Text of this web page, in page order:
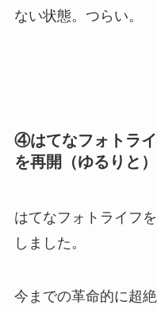
ない状態。つらい。
④はてなフォトラ
を再開（ゆるりと）
はてなフォトライフ
しました。
今までの革命的に超